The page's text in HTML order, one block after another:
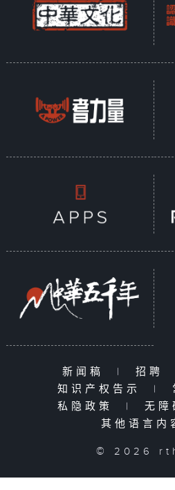
新闻稿 | 招聘
知识产权告示
|
私隐政策
| 无障
其他语言内
© 2026